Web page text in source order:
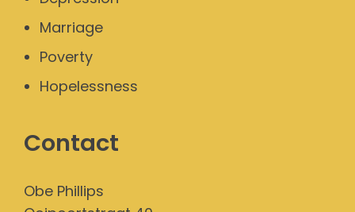
Marriage
Poverty
Hopelessness
Contact
Obe Phillips